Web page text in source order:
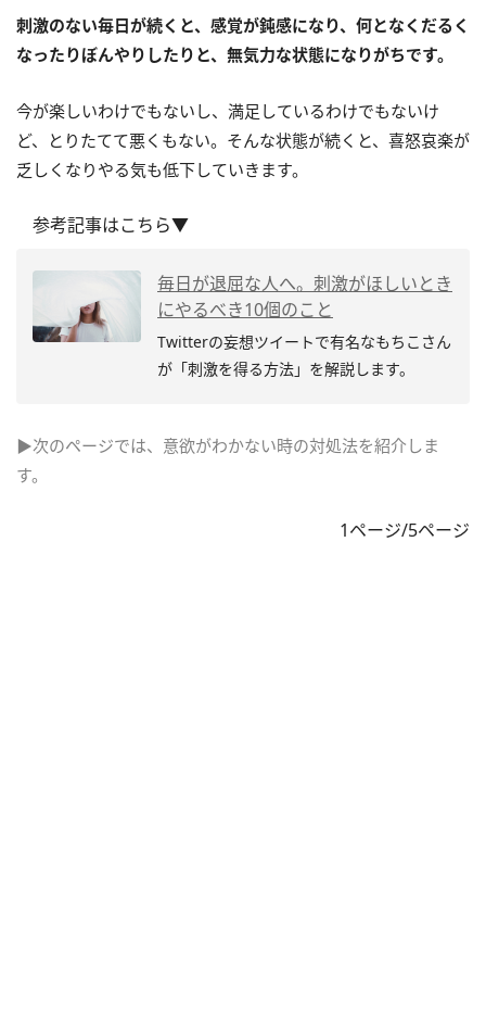
刺激のない毎日が続くと、感覚が鈍感になり、何となくだるく
なったりぼんやりしたりと、無気力な状態になりがちです。
今が楽しいわけでもないし、満足しているわけでもないけ
ど、とりたてて悪くもない。そんな状態が続くと、喜怒哀楽が
乏しくなりやる気も低下していきます。
参考記事はこちら▼
毎日が退屈な人へ。刺激がほしいとき
にやるべき10個のこと
Twitterの妄想ツイートで有名なもちこさん
が「刺激を得る方法」を解説します。
▶次のページでは、意欲がわかない時の対処法を紹介しま
す。
1ページ/5ページ